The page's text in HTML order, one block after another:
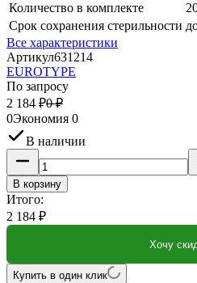
Количество в комплекте
Срок сохранения стерильности
Все характеристики
Артикул631214
EUROTYPE
По запросу
2 184 ₽0 ₽
0Экономия 0
В наличии
В корзину
Итого:
2 184 ₽
Хочу
Купить в один клик